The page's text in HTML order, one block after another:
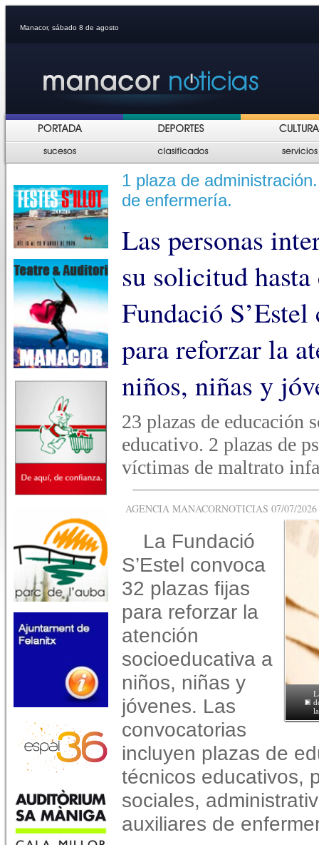
Manacor, sábado 8 de agosto
1 plaza de
de enfermería.
Las personas
su solicitud
Fundació
para reforzar la
niños, niñas y
23 plazas de educación
educativo. 2 plazas de
víctimas de maltrato
AGENCIA MANACORNOTICIAS 07/07/
La Fundació
S’Estel convoca
32 plazas fijas
para reforzar la
atención
socioeducativa a
niños, niñas y
jóvenes. Las
convocatorias
incluyen plazas de
técnicos educativos,
sociales,
auxiliares de